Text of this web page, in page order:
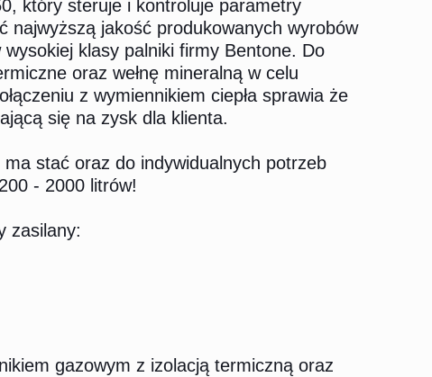
który steruje i kontroluje parametry
najwyższą jakość produkowanych wyrobów
klasy palniki firmy Bentone. Do
oraz wełnę mineralną w celu
z wymiennikiem ciepła sprawia że
się na zysk dla klienta.
stać oraz do indywidualnych potrzeb
- 2000 litrów!
zasilany:
gazowym z izolacją termiczną oraz